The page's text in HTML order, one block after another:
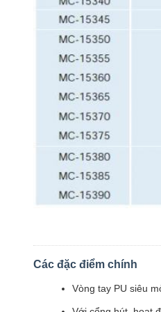
Các đặc điểm chính
Vòng tay PU siêu